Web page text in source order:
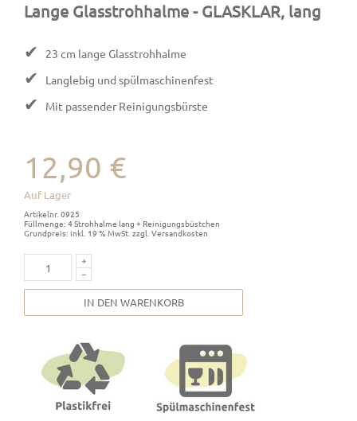
Lange Glasstrohhalme - GLASKLAR, lang
✔ 23 cm lange Glasstrohhalme
✔ Langlebig und spülmaschinenfest
✔ Mit passender Reinigungsbürste
12,90 €
Auf Lager
Artikelnr. 0925
Füllmenge: 4 Strohhalme lang + Reinigungsbüstchen
Grundpreis: inkl. 19 % MwSt. zzgl. Versandkosten
IN DEN WARENKORB